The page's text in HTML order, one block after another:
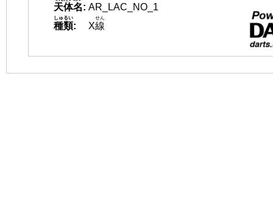
天体名: AR_LAC_NO_1
種類
しゅるい
: X線
せん